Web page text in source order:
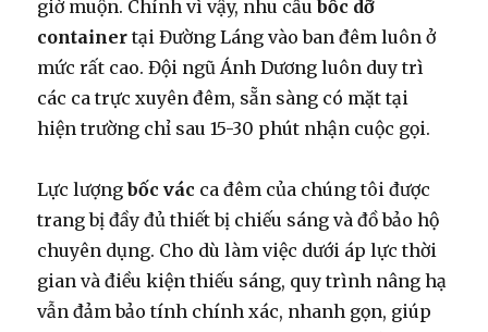
giờ muộn. Chính vì vậy, nhu cầubốc dỡ
container tại Đường Láng vào ban đêm luôn ở
mức rất cao. Đội ngũ Ánh Dương luôn duy trì
các ca trực xuyên đêm, sẵn sàng có mặt tại
hiện trường chỉ sau 15-30 phút nhận cuộc gọi.
Lực lượngbốc vác ca đêm của chúng tôi được
trang bị đầy đủ thiết bị chiếu sáng và đồ bảo hộ
chuyên dụng. Cho dù làm việc dưới áp lực thời
gian và điều kiện thiếu sáng, quy trình nâng hạ
vẫn đảm bảo tính chính xác, nhanh gọn, giúp